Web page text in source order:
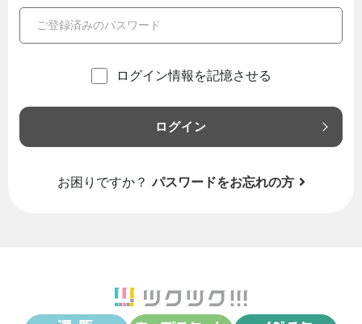
ログイン情報を記憶させる
ログイン
お困りですか？ パスワードをお忘れの方